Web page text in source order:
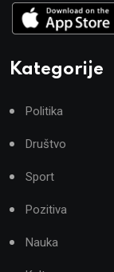
Kategorije
Politika
Društvo
Sport
Pozitiva
Nauka